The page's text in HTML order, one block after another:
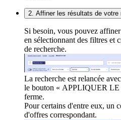
2. Affiner les résultats de votre
Si besoin, vous pouvez
en sélectionnant des filtres et
de recherche.
La recherche est relancée
le bouton « APPLIQUER
ferme.
Pour certains d'entre eux, un
d'offres correspondant.